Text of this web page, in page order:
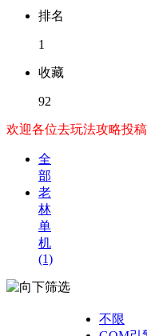
排名
1
收藏
92
欢迎各位去玩法攻略投
全
部
老
林
单
机
(1)
筛选
不限